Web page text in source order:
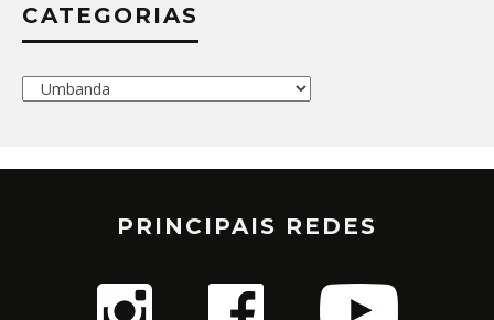
CATEGORIAS
Categorias
PRINCIPAIS REDES